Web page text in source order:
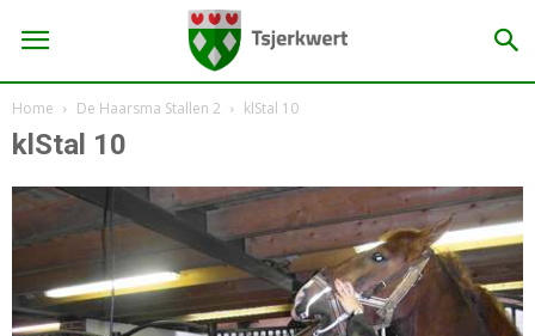
Home De Haarsma Stallen 2 klStal 10
klStal 10